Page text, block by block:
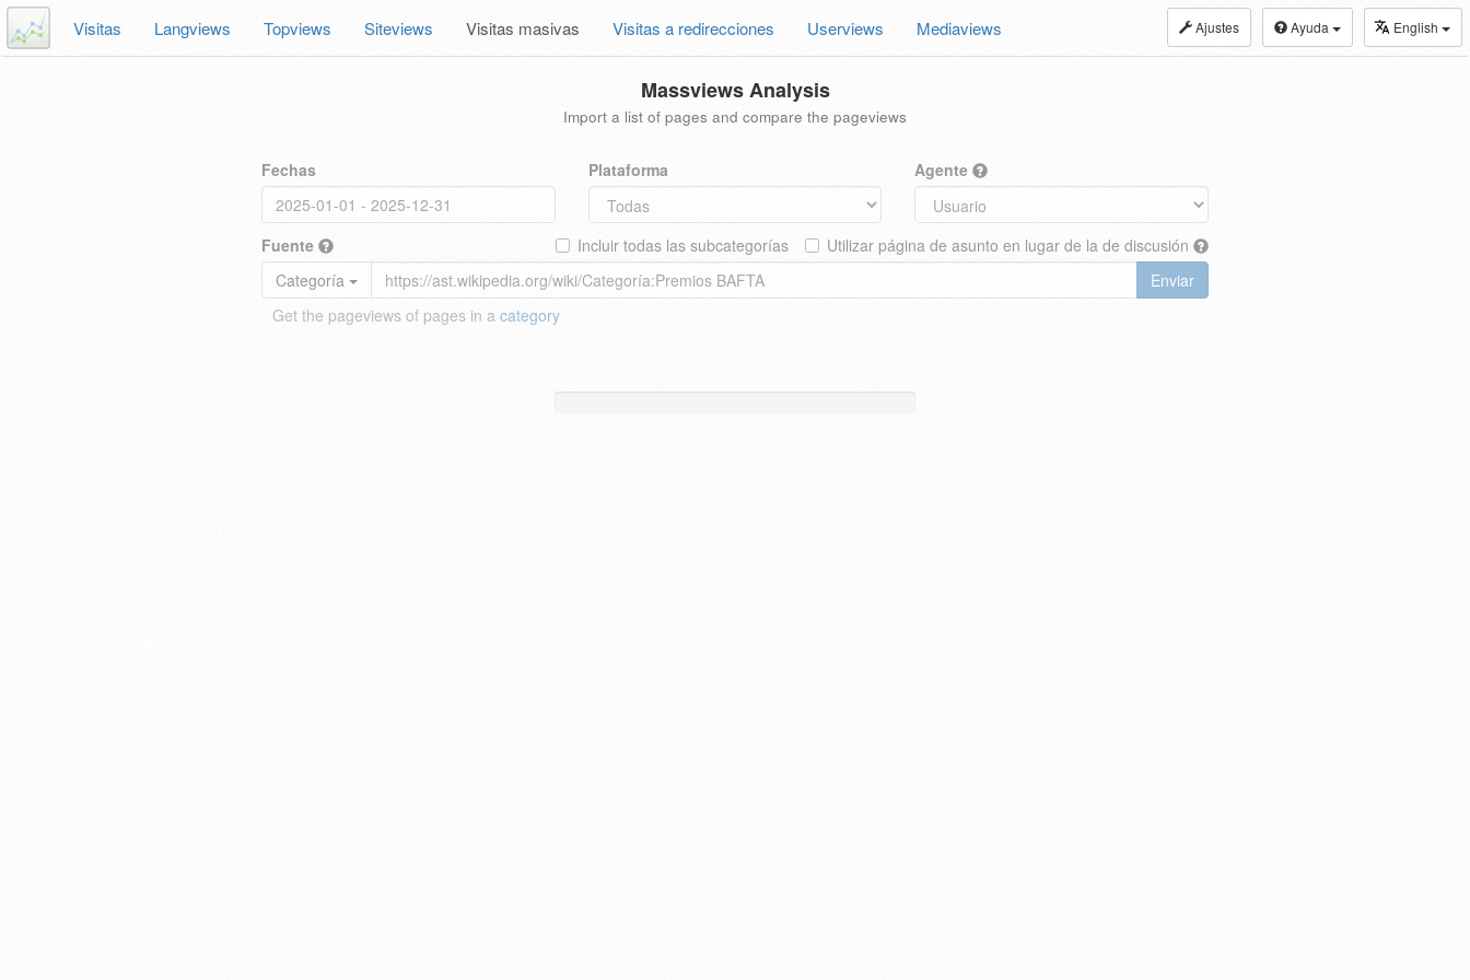
Ajustes Ayuda English
Visitas Langviews Topviews Siteviews Visitas masivas Visitas a redirecciones Userviews Mediaviews
Massviews Analysis
Import a list of pages and compare the pageviews
Fechas Plataforma Agente
Fuente Utilizar página de asunto en lugar de la de discusión
Incluir todas las subcategorías
Categoría
Enviar
Get the pageviews of pages in a category